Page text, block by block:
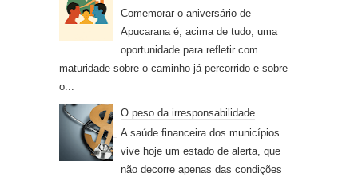
Comemorar o aniversário de
Apucarana é, acima de tudo, uma
oportunidade para refletir com
maturidade sobre o caminho já percorrido e sobre
o...
O peso da irresponsabilidade
A saúde financeira dos municípios
vive hoje um estado de alerta, que
não decorre apenas das condições